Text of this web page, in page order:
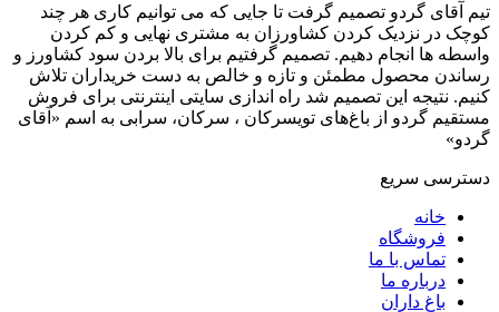
تیم آقای گردو تصمیم گرفت تا جایی که می توانیم کاری هر چند
کوچک در نزدیک کردن کشاورزان به مشتری نهایی و کم کردن
واسطه ها انجام دهیم. تصمیم گرفتیم برای بالا بردن سود کشاورز و
رساندن محصول مطمئن و تازه و خالص به دست خریداران تلاش
کنیم. نتیجه این تصمیم شد راه اندازی سایتی اینترنتی برای فروش
مستقیم گردو از باغ‌های تویسرکان ، سرکان، سرابی به اسم «آقای
گردو»
دسترسی سریع
خانه
فروشگاه
تماس با ما
درباره ما
باغ داران